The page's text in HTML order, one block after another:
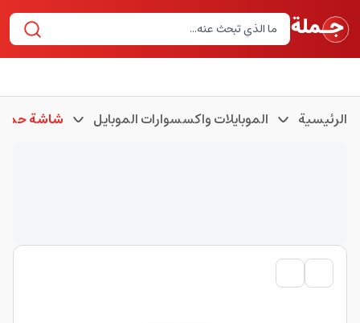
الرئيسية الموبايلات واكسسوارات الموبايل شاشة